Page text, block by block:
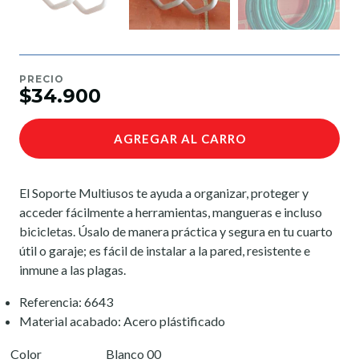
PRECIO
$34.900
AGREGAR AL CARRO
El Soporte Multiusos te ayuda a organizar, proteger y
acceder fácilmente a herramientas, mangueras e incluso
bicicletas. Úsalo de manera práctica y segura en tu cuarto
útil o garaje; es fácil de instalar a la pared, resistente e
inmune a las plagas.
Referencia: 6643
Material acabado: Acero plástificado
Color
Blanco 00